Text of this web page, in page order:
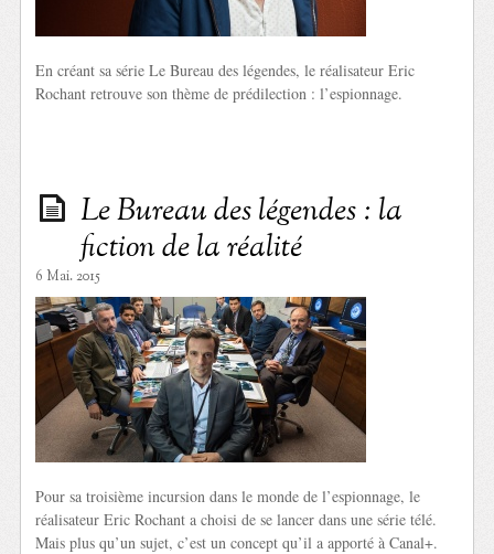
En créant sa série Le Bureau des légendes, le réalisateur Eric
Rochant retrouve son thème de prédilection : l’espionnage.
Le Bureau des légendes : la
fiction de la réalité
6 Mai. 2015
Pour sa troisième incursion dans le monde de l’espionnage, le
réalisateur Eric Rochant a choisi de se lancer dans une série télé.
Mais plus qu’un sujet, c’est un concept qu’il a apporté à Canal+.